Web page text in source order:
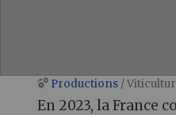
Aller à :navigation,
Productions /
En 2023, la France